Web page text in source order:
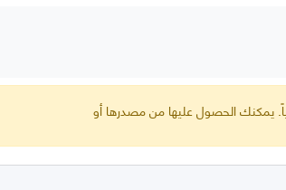
يمكنك الحصول عليها من مصدرها أو